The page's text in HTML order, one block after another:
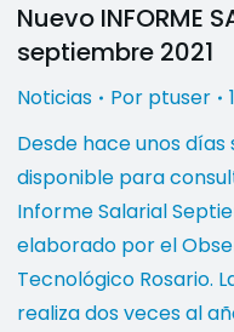
Nuevo INFORME
septiembre 2021
Noticias Por ptuser
Desde hace unos
disponible para
Informe Salarial
elaborado por el
Tecnológico Rosario.
realiza dos veces al